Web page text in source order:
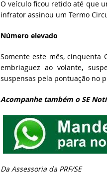
O veículo ficou retido até que
infrator assinou um Termo
Número elevado
Somente este mês, cinquenta
embriaguez ao volante,
suspensas pela pontuação no
Acompanhe também o SE
Da Assessoria da PRF/SE